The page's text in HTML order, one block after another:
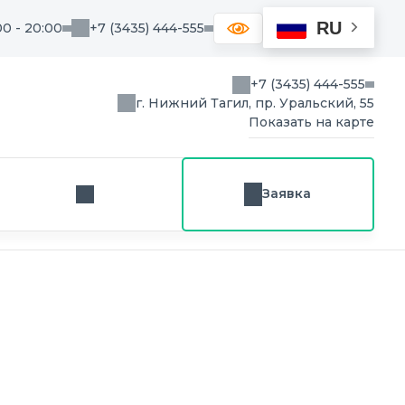
- 20:00 +7 (3435) 444-555 RU
+7 (3435) 444-555
г. Нижний Тагил, пр. Уральский, 55
Показать на карте
Заказ звонка Заявка